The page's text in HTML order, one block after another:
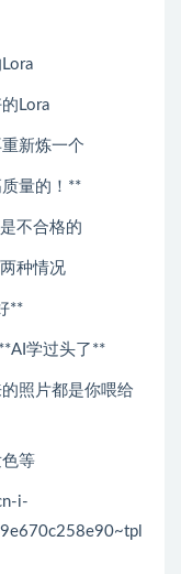
Lora
新炼一个
量的！**
不合格的
种情况
**
学过头了**
照片都是你喂给
等
i-